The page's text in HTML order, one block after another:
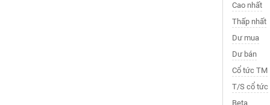
Cao nhất
Thấp nhất
Dư mua
Dư bán
Cổ tức TM
T/S cổ tức
Beta